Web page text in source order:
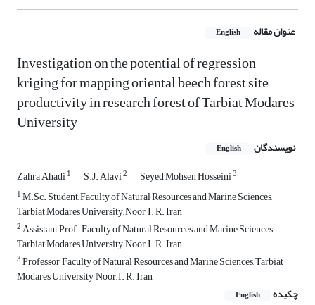
عنوان مقاله English
Investigation on the potential of regression
kriging for mapping oriental beech forest site
productivity in research forest of Tarbiat Modares
University
نویسندگان English
Zahra Ahadi1 S.J. Alavi2 Seyed Mohsen Hosseini3
1M.Sc. Student, Faculty of Natural Resources and Marine Sciences,
Tarbiat Modares University, Noor, I. R. Iran
2Assistant Prof., Faculty of Natural Resources and Marine Sciences,
Tarbiat Modares University, Noor, I. R. Iran
3Professor, Faculty of Natural Resources and Marine Sciences, Tarbiat
Modares University, Noor, I. R. Iran
چکیده
English